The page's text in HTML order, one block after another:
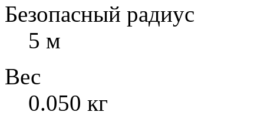
Безопасный радиус
5 м
Вес
0.050 кг